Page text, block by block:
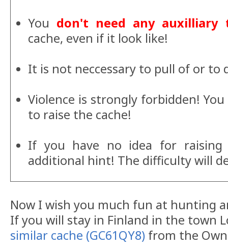
You don't need any auxilliary
cache, even if it look like!
It is not neccessary to pull of or to
Violence is strongly forbidden!
to raise the cache!
If you have no idea for raising
additional hint! The difficulty will
Now I wish you much fun at hunting
If you will stay in Finland in the town
similar cache (GC61QY8) from the